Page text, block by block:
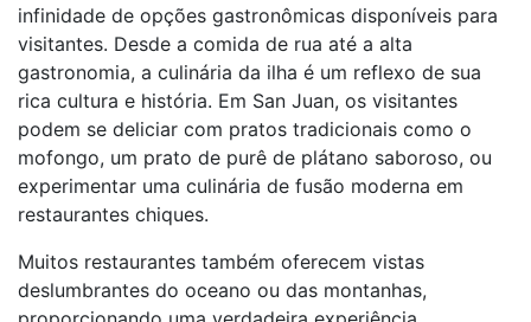
infinidade de opções gastronômicas disponíveis para
visitantes. Desde a comida de rua até a alta
gastronomia, a culinária da ilha é um reflexo de sua
rica cultura e história. Em San Juan, os visitantes
podem se deliciar com pratos tradicionais como o
mofongo, um prato de purê de plátano saboroso, ou
experimentar uma culinária de fusão moderna em
restaurantes chiques.
Muitos restaurantes também oferecem vistas
deslumbrantes do oceano ou das montanhas,